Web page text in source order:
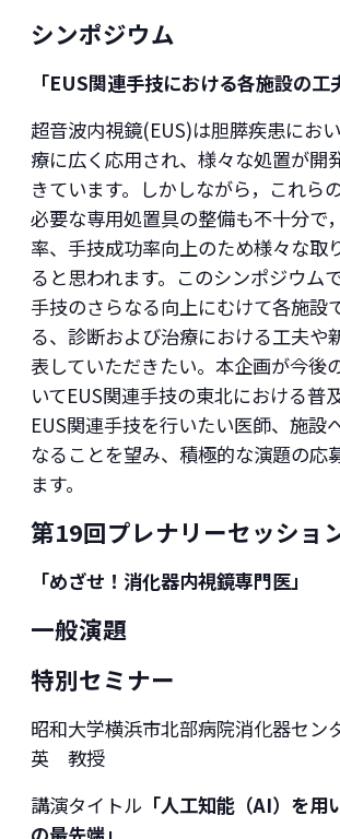
シンポジウム
「EUS関連手技における各施設の工
超音波内視鏡(EUS)は胆膵疾患にお
療に広く応用され、様々な処置が開
きています。しかしながら，これら
必要な専用処置具の整備も不十分で
率、手技成功率向上のため様々な取
ると思われます。このシンポジウム
手技のさらなる向上にむけて各施設
る、診断および治療における工夫や
表していただきたい。本企画が今後
いてEUS関連手技の東北における普
EUS関連手技を行いたい医師、施設
なることを望み、積極的な演題の応
ます。
第19回プレナリーセッショ
「めざせ！消化器内視鏡専門医」
一般演題
特別セミナー
昭和大学横浜市北部病院消化器セ
英 教授
講演タイトル 「人工知能（AI）を用